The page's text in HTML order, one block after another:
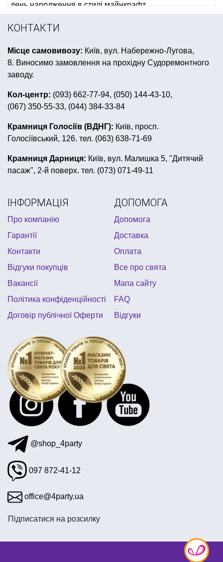
день народження в стилі майнкрафт
день народження в стилі маша і ведмідь
маски для дитячих свят
зомбі апокаліпсис
піратський капелюх
шляпи на хелловін купити україна
вечірка в стилі ретро
кульки на день народження хлопчику
жовто блакитні кульки
купити все для першого дня народження
день народження в стилі вінні пух
обручі на голову
коробочки для солодощів
конфетті купити
ігри настільні
китайські ліхтарики львів
КОНТАКТИ
Місце самовивозу: Київ, вул. Набережно-Лугова,
8. Виносимо замовлення на прохідну Судоремонтного
заводу.
Кол-центр: (093) 662-77-94, (050) 144-43-10,
(067) 350-55-33, (044) 384-33-84
Крамниця Голосіїв (ВДНГ): Київ, просп.
Голосіївський, 126. тел. (063) 638-71-69
Крамниця Дарниця: Київ, вул. Малишка 5, "Дитячий
пасаж", 2-й поверх. тел. (073) 071-49-11
ІНФОРМАЦІЯ
Про компанію
Гарантії
Контакти
Відгуки покупців
Вакансії
Політика конфіденційності
Договір публічної Оферти
ДОПОМОГА
Допомога
Доставка
Оплата
Все про свята
Мапа сайту
FAQ
Відгуки
@shop_4party
097 872-41-12
office@4party.ua
Підписатися на розсилку